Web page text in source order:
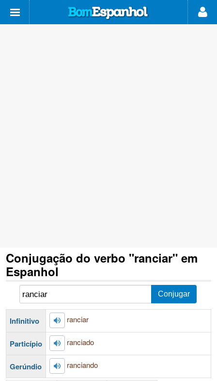
Conjugação do verbo "ranciar" em
Espanhol
Infinitivo ranciar
Particípio ranciado
Gerúndio ranciando